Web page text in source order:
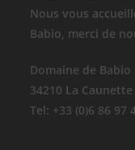
Nous vous
Babio, merci de
Domaine de Babio
34210 La Caunette
Tel: +33 (0)6 86 97